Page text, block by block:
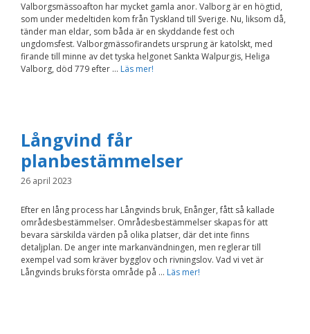
Valborgsmässoafton har mycket gamla anor. Valborg är en högtid,
som under medeltiden kom från Tyskland till Sverige. Nu, liksom då,
tänder man eldar, som båda är en skyddande fest och
ungdomsfest. Valborgmässofirandets ursprung är katolskt, med
firande till minne av det tyska helgonet Sankta Walpurgis, Heliga
Valborg, död 779 efter … Läs mer!
Långvind får
planbestämmelser
26 april 2023
Efter en lång process har Långvinds bruk, Enånger, fått så kallade
områdesbestämmelser. Områdesbestämmelser skapas för att
bevara särskilda värden på olika platser, där det inte finns
detaljplan. De anger inte markanvändningen, men reglerar till
exempel vad som kräver bygglov och rivningslov. Vad vi vet är
Långvinds bruks första område på … Läs mer!
Nödvändiga
Dessa kakor går
inte att välja
bort. De behövs
För att vi ska
funktionalitet
och
uppbyggnad,
baserat på
hur
hemsidan
används.